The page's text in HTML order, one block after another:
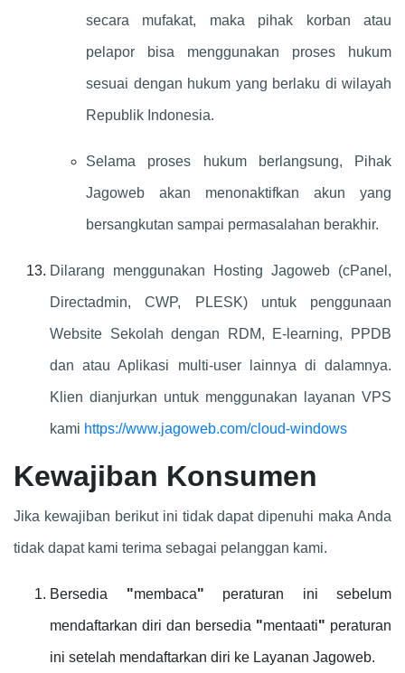
secara mufakat, maka pihak korban atau
pelapor bisa menggunakan proses hukum
sesuai dengan hukum yang berlaku di wilayah
Republik Indonesia.
Selama proses hukum berlangsung, Pihak
Jagoweb akan menonaktifkan akun yang
bersangkutan sampai permasalahan berakhir.
Dilarang menggunakan Hosting Jagoweb (cPanel,
Directadmin, CWP, PLESK) untuk penggunaan
Website Sekolah dengan RDM, E-learning, PPDB
dan atau Aplikasi multi-user lainnya di dalamnya.
Klien dianjurkan untuk menggunakan layanan VPS
kami https://www.jagoweb.com/cloud-windows
Kewajiban Konsumen
Jika kewajiban berikut ini tidak dapat dipenuhi maka Anda
tidak dapat kami terima sebagai pelanggan kami.
Bersedia "membaca" peraturan ini sebelum
mendaftarkan diri dan bersedia "mentaati" peraturan
ini setelah mendaftarkan diri ke Layanan Jagoweb.